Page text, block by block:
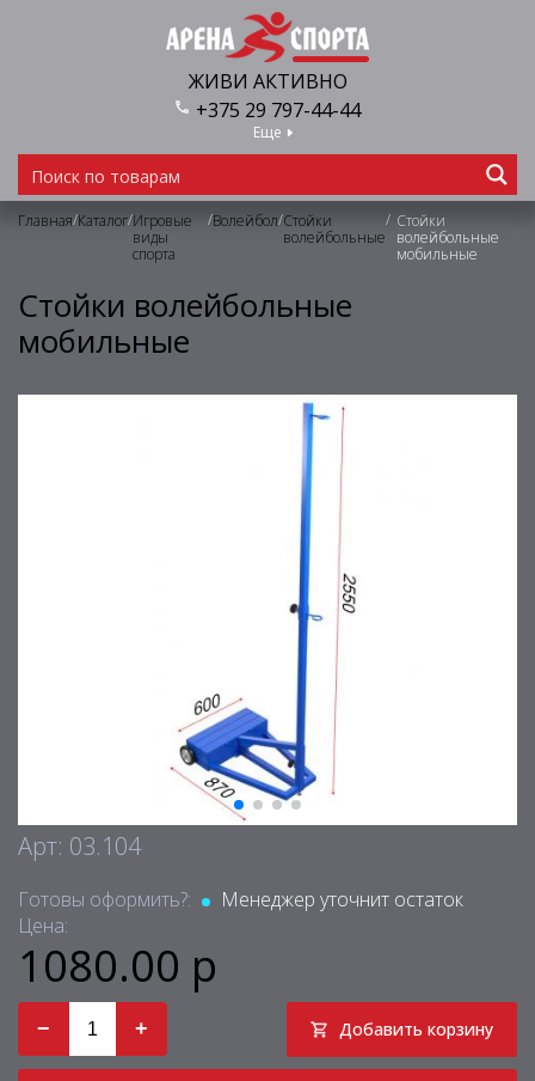
ЖИВИ АКТИВНО
+375 29 797-44-44
Еще
Главная/Каталог/Игровые
виды
спорта
/Волейбол/Стойки
волейбольные
/ Стойки
волейбольные
мобильные
Стойки волейбольные
мобильные
Арт: 03.104
Готовы оформить?:
Менеджер уточнит остаток
Цена:
1080.00 р
− + Добавить корзину